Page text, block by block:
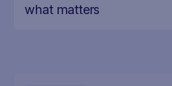
what matters